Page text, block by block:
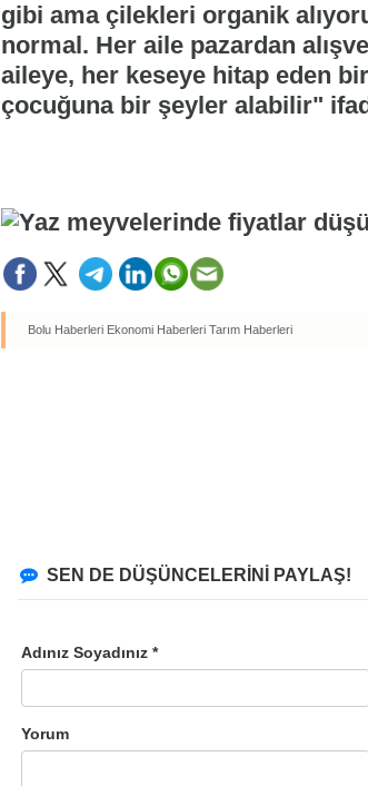
gibi ama çilekleri organik
normal. Her aile pazardan
aileye, her keseye hitap eden
çocuğuna bir şeyler alabilir"
Bolu Haberleri Ekonomi Haberleri Tarım Haberleri
SEN DE DÜŞÜNCELERİNİ PAYLAŞ!
Adınız Soyadınız *
Yorum